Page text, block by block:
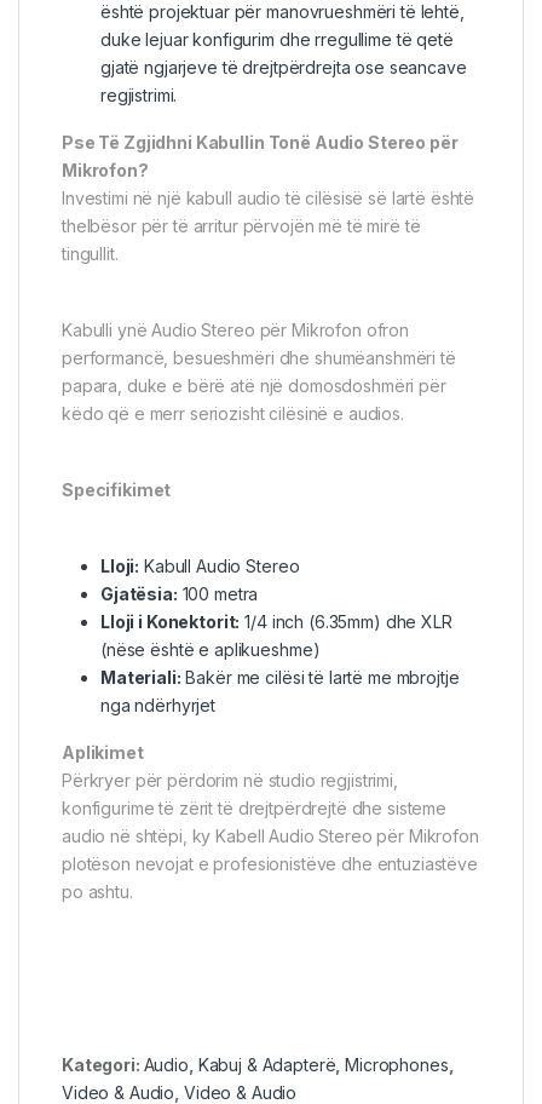
është projektuar për manovrueshmëri të lehtë,
duke lejuar konfigurim dhe rregullime të qetë
gjatë ngjarjeve të drejtpërdrejta ose seancave
regjistrimi.
Pse Të Zgjidhni Kabullin Tonë Audio Stereo për
Mikrofon?
Investimi në një kabull audio të cilësisë së lartë është
thelbësor për të arritur përvojën më të mirë të
tingullit.
Kabulli ynë Audio Stereo për Mikrofon ofron
performancë, besueshmëri dhe shumëanshmëri të
papara, duke e bërë atë një domosdoshmëri për
këdo që e merr seriozisht cilësinë e audios.
Specifikimet
Lloji: Kabull Audio Stereo
Gjatësia: 100 metra
Lloji i Konektorit: 1/4 inch (6.35mm) dhe XLR
(nëse është e aplikueshme)
Materiali: Bakër me cilësi të lartë me mbrojtje
nga ndërhyrjet
Aplikimet
Përkryer për përdorim në studio regjistrimi,
konfigurime të zërit të drejtpërdrejtë dhe sisteme
audio në shtëpi, ky Kabell Audio Stereo për Mikrofon
plotëson nevojat e profesionistëve dhe entuziastëve
po ashtu.
Kategori: Audio Kabuj & Adapterë ,Microphones
Video & Audio Video & Audio